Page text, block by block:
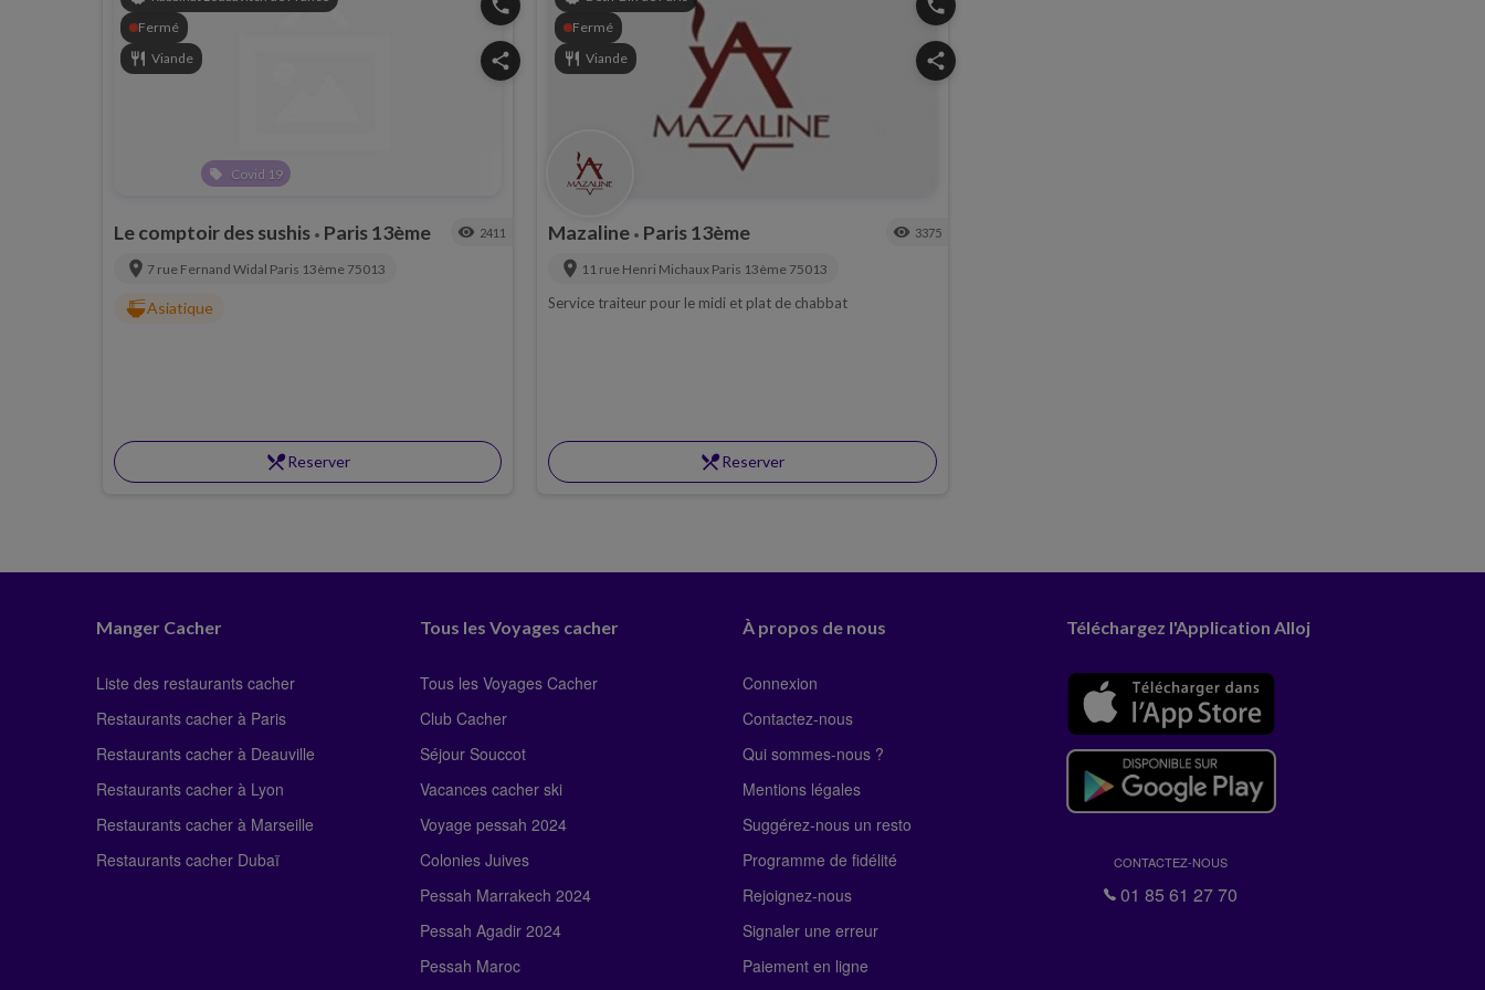
Fermé
restaurant Viande
local_offer Covid 19
phone
share
Le comptoir des sushis • Paris 13ème visibility 2411
location_on 7 rue Fernand Widal Paris 13ème 75013
ramen_diningAsiatique
restaurant_menuReserver
Fermé
restaurant Viande
phone
share
Mazaline • Paris 13ème visibility 3375
location_on 11 rue Henri Michaux Paris 13ème 75013
Service traiteur pour le midi et plat de chabbat
restaurant_menuReserver
Manger Cacher
Liste des restaurants cacher
Restaurants cacher à Paris
Restaurants cacher à Deauville
Restaurants cacher à Lyon
Restaurants cacher à Marseille
Restaurants cacher Dubaï
Tous les Voyages cacher
Tous les Voyages Cacher
Club Cacher
Séjour Souccot
Vacances cacher ski
Voyage pessah 2024
Colonies Juives
Pessah Marrakech 2024
Pessah Agadir 2024
Pessah Maroc
À propos de nous
Connexion
Contactez-nous
Qui sommes-nous ?
Mentions légales
Suggérez-nous un resto
Programme de fidélité
Rejoignez-nous
Signaler une erreur
Paiement en ligne
Téléchargez l'Application Alloj
CONTACTEZ-NOUS
01 85 61 27 70